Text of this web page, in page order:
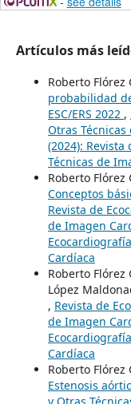
Artículos más
Roberto Flórez
probabilidad
ESC/ERS 2022 ,
Otras Técnicas
(2024):
Técnicas de
Roberto Flórez
Conceptos
Revista de
de Imagen
Cardíaca
Roberto Flórez
López
, Revista de
de Imagen
Cardíaca
Roberto Flórez
Estenosis